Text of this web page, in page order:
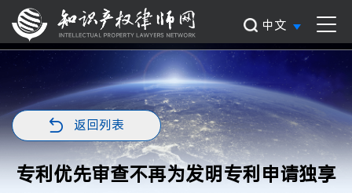
中文
返回列表
专利优先审查不再为发明专利申请独享